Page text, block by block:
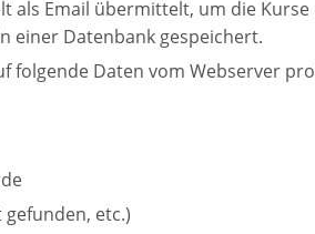
als Email übermittelt, um die
einer Datenbank gespeichert.
folgende Daten vom Webserver
etc.)